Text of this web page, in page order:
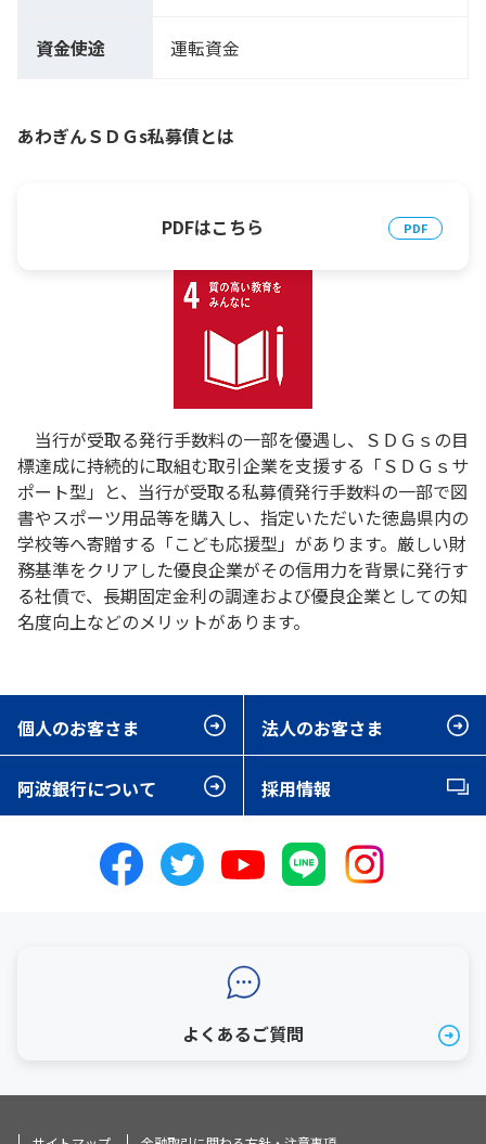
資金使途 運転資金
あわぎんＳＤＧs私募債とは
当行が受取る発行手数料の一部を優遇し、ＳＤＧｓの目
標達成に持続的に取組む取引企業を支援する「ＳＤＧｓサ
ポート型」と、当行が受取る私募債発行手数料の一部で図
書やスポーツ用品等を購入し、指定いただいた徳島県内の
学校等へ寄贈する「こども応援型」があります。厳しい財
務基準をクリアした優良企業がその信用力を背景に発行す
る社債で、長期固定金利の調達および優良企業としての知
名度向上などのメリットがあります。
PDFはこちら
個人のお客さま 法人のお客さま
阿波銀行について 採用情報
よくあるご質問